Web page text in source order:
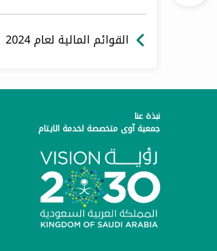
القوائم المالية لعام 2024
نبذة عنا
جمعية آوى متخصصة لخدمة الايتام